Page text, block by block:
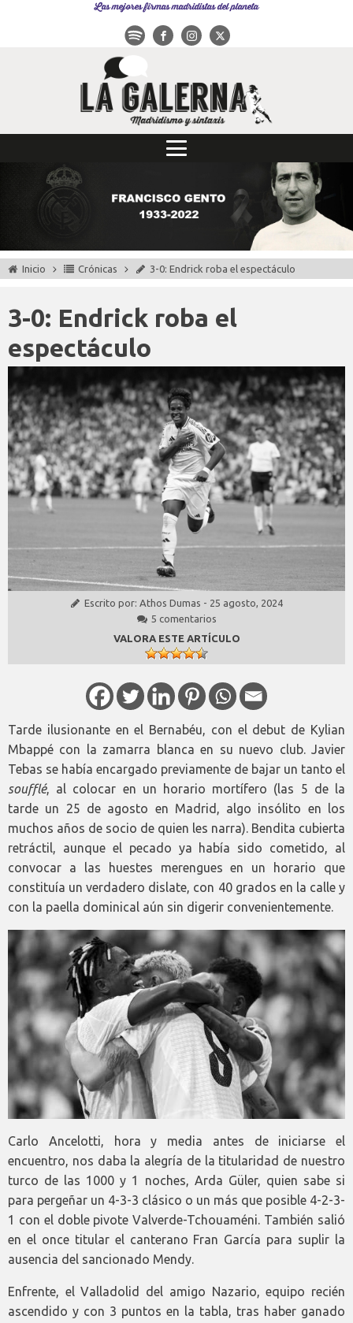
Las mejores firmas madridistas del planeta
Inicio Crónicas 3-0: Endrick roba el espectáculo
3-0: Endrick roba el
espectáculo
Escrito por: Athos Dumas - 25 agosto, 2024
5 comentarios
VALORA ESTE ARTÍCULO
Tarde ilusionante en el Bernabéu, con el debut de Kylian
Mbappé con la zamarra blanca en su nuevo club. Javier
Tebas se había encargado previamente de bajar un tanto el
soufflé, al colocar en un horario mortífero (las 5 de la
tarde un 25 de agosto en Madrid, algo insólito en los
muchos años de socio de quien les narra). Bendita cubierta
retráctil, aunque el pecado ya había sido cometido, al
convocar a las huestes merengues en un horario que
constituía un verdadero dislate, con 40 grados en la calle y
con la paella dominical aún sin digerir convenientemente.
Carlo Ancelotti, hora y media antes de iniciarse el
encuentro, nos daba la alegría de la titularidad de nuestro
turco de las 1000 y 1 noches, Arda Güler, quien sabe si
para pergeñar un 4-3-3 clásico o un más que posible 4-2-3-
1 con el doble pivote Valverde-Tchouaméni. También salió
en el once titular el canterano Fran García para suplir la
ausencia del sancionado Mendy.
Enfrente, el Valladolid del amigo Nazario, equipo recién
ascendido y con 3 puntos en la tabla, tras haber ganado